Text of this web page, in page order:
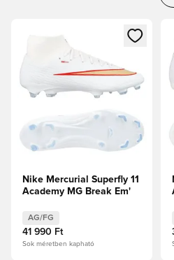
Megnyit egy modált a
Nike Mercurial Superfly 11
Academy MG Break Em'
AG/FG
41 990 Ft
Sok méretben kapható